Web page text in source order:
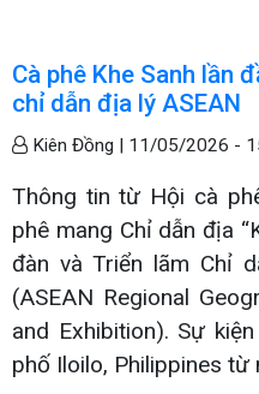
Cà phê Khe Sanh lần
chỉ dẫn địa lý ASEAN
Kiên Đồng | 11/05/2026 -
Thông tin từ Hội cà
phê mang Chỉ dẫn địa
đàn và Triển lãm Chỉ
(ASEAN Regional
and Exhibition). Sự
phố Iloilo, Philippines